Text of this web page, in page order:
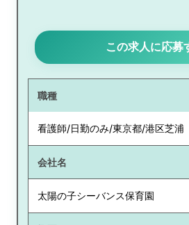
この求人に応募
職種
看護師/日勤のみ/東京都/港区芝浦
会社名
太陽の子シーバンス保育園